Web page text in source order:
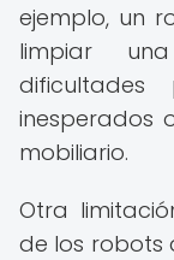
ejemplo, un
limpiar
inesperados
mobiliario.
Otra
de los robots